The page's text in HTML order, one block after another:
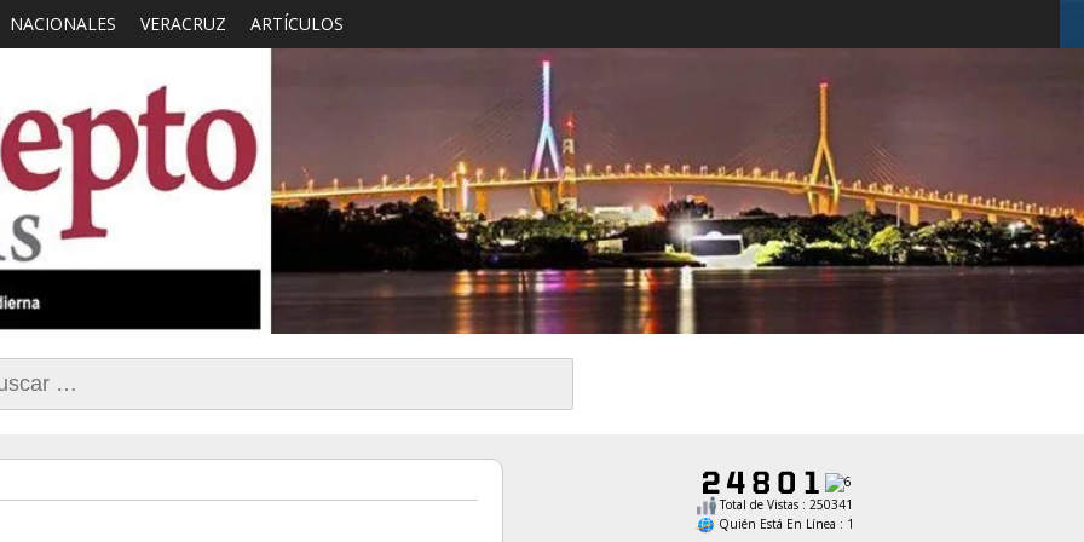
con Sentido Comun
NACIONALES VERACRUZ ARTÍCULOS
Total de Vistas : 250341
Quién Está En Línea : 1